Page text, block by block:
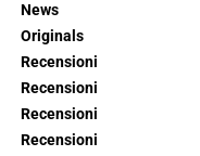
News
Originals
Recensioni
Recensioni
Recensioni
Recensioni